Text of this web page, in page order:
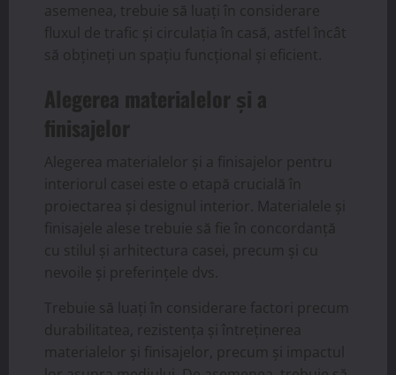
asemenea, trebuie să luați în considerare
fluxul de trafic și circulația în casă, astfel încât
să obțineți un spațiu funcțional și eficient.
Alegerea materialelor și a
finisajelor
Alegerea materialelor și a finisajelor pentru
interiorul casei este o etapă crucială în
proiectarea și designul interior. Materialele și
finisajele alese trebuie să fie în concordanță
cu stilul și arhitectura casei, precum și cu
nevoile și preferințele dvs.
Trebuie să luați în considerare factori precum
durabilitatea, rezistența și întreținerea
materialelor și finisajelor, precum și impactul